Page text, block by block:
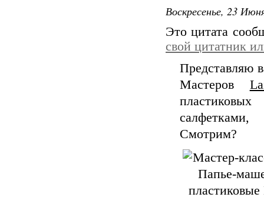
Воскресенье, 23
Это цитата
свой цитатник
Представляю
Мастеров
Смотрим?